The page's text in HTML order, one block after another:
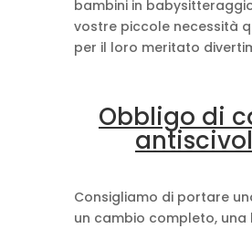
bambini in
vostre piccole necessità
per il loro meritato
Obbligo di
Consigliamo di portare
un cambio completo,